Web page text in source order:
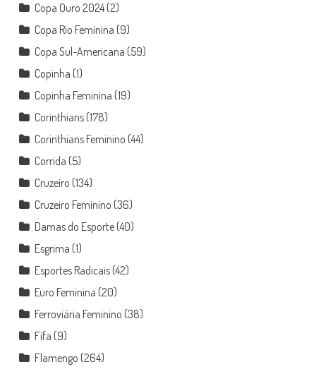
Copa Ouro 2024(2)
Copa Rio Feminina (9)
Copa Sul-Americana (59)
Copinha (1)
Copinha Feminina (19)
Corinthians(178)
Corinthians Feminino (44)
Corrida (5)
Cruzeiro (134)
Cruzeiro Feminino (36)
Damas do Esporte(40)
Esgrima (1)
Esportes Radicais(42)
Euro Feminina (20)
Ferroviária Feminino (38)
Fifa (9)
Flamengo (264)